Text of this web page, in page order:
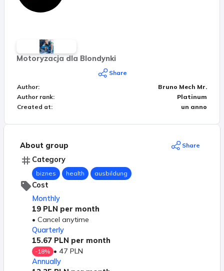
ciekawostkami z garażu, ale też przygotuję różne
drogowym, ale boisz się zapytać swojego męża.
Będzie moja książka: Myśl jak Pan Mechanik (a nie
jak mechanik). Będę też mówił o życiu w Szwajcarii,
o prowadzeniu biznezu w Szwajcarii, o kulturze
Szwajcarów. Trochę ciekawostek z życia
prywatnego. Moja codzienność, hobby. Kursy, które
otrzymasz całkowicie za darmo. Zapraszam Cię
Motoryzacja dla Blondynki
Share
Author:
Bruno Mech Mr.
Author rank:
Platinum
Created at: un anno
About group Share
Category
biznes health ausbildung
Cost
Monthly
19 PLN per month
• Cancel anytime
Quarterly
15.67 PLN per month
-18% • 47 PLN
Annually